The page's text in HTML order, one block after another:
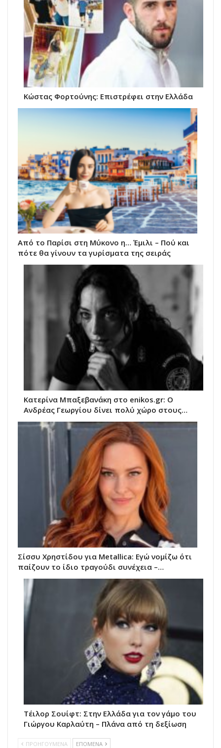
Κώστας Φορτούνης: Eπιστρέφει στην Ελλάδα
Από το Παρίσι στη Μύκονο η… Έμιλι – Πού και
πότε θα γίνουν τα γυρίσματα της σειράς
Κατερίνα Μπαξεβανάκη στο enikos.gr: Ο
Ανδρέας Γεωργίου δίνει πολύ χώρο στους…
Σίσσυ Χρηστίδου για Metallica: Εγώ νομίζω ότι
παίζουν το ίδιο τραγούδι συνέχεια –…
Τέιλορ Σουίφτ: Στην Ελλάδα για τον γάμο του
Γιώργου Καρλαύτη – Πλάνα από τη δεξίωση
ΠΡΟΗΓΟΥΜΕΝΑ ΕΠΟΜΕΝΑ